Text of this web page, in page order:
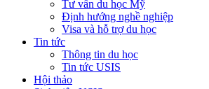
Tư vấn du học Mỹ
Định hướng nghề nghiệp
Visa và hỗ trợ du học
Tin tức
Thông tin du học
Tin tức USIS
Hội thảo